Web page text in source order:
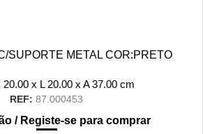
SUPORTE METAL COR:PRETO
20.00 x L 20.00 x A37.00cm
REF: 87.000453
/ Registe-se para comprar